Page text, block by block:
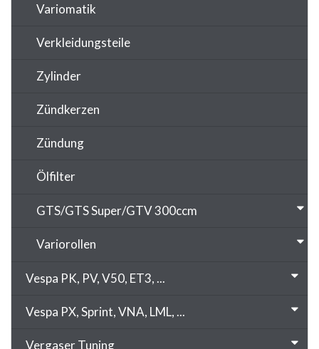
Variomatik
Verkleidungsteile
Zylinder
Zündkerzen
Zündung
Ölfilter
GTS/GTS Super/GTV 300ccm
Variorollen
Vespa PK, PV, V50, ET3, ...
Vespa PX, Sprint, VNA, LML, ...
Vergaser Tuning